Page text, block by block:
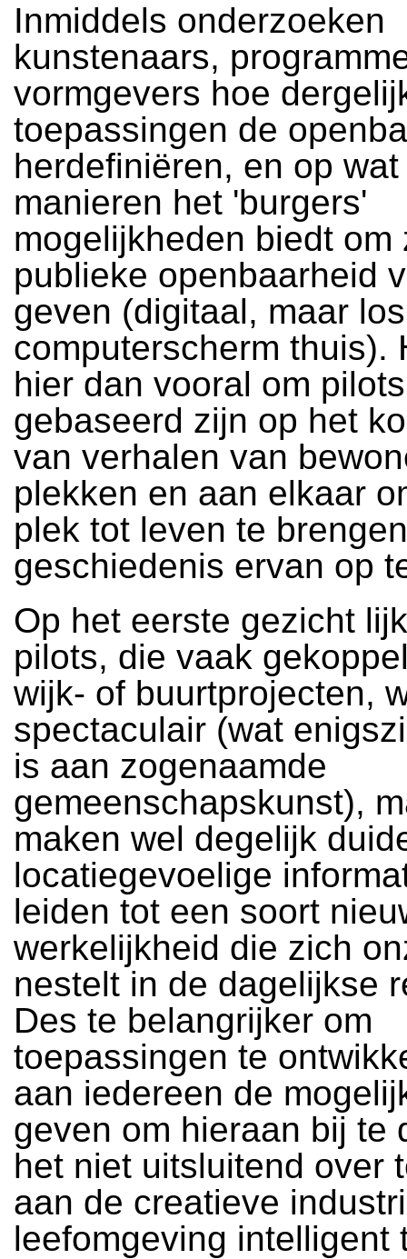
Inmiddels onderzoeken
kunstenaars,
vormgevers hoe
toepassingen de
herdefiniëren, en op
manieren het 'burgers'
mogelijkheden biedt om
publieke openbaarheid
geven (digitaal, maar
computerscherm thuis).
hier dan vooral om
gebaseerd zijn op het
van verhalen van
plekken en aan elkaar
plek tot leven te
geschiedenis ervan op
Op het eerste gezicht
pilots, die vaak
wijk- of buurtprojecten,
spectaculair (wat
is aan zogenaamde
gemeenschapskunst),
maken wel degelijk
locatiegevoelige
leiden tot een soort
werkelijkheid die zich
nestelt in de dagelijkse
Des te belangrijker om
toepassingen te
aan iedereen de
geven om hieraan bij te
het niet uitsluitend over
aan de creatieve
leefomgeving intelligent